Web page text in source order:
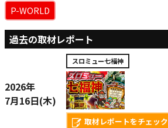
P-WORLD
過去の取材レポート
2026年
7月16日(木)
スロミュー七福神
取材レポートをチェック